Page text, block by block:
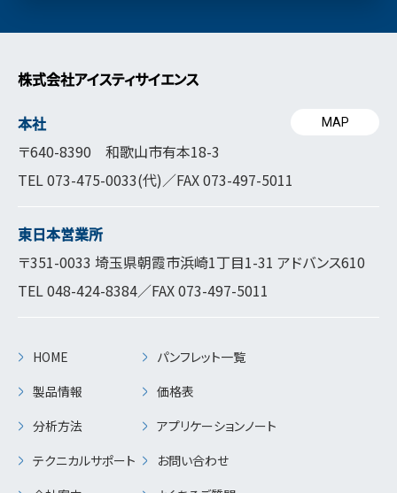
株式会社アイスティサイエンス
本社
〒640-8390 和歌山市有本18-3
TEL073-475-0033(代)／FAX 073-497-5011
MAP
東日本営業所
〒351-0033 埼玉県朝霞市浜崎1丁目1-31 アドバンス610
TEL048-424-8384／FAX 073-497-5011
HOME
製品情報
分析方法
テクニカルサポート
パンフレット一覧
価格表
アプリケーションノート
お問い合わせ